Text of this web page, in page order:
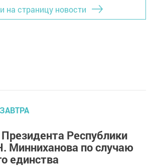
на страницу новости
Республики
Минниханова по случаю
единства